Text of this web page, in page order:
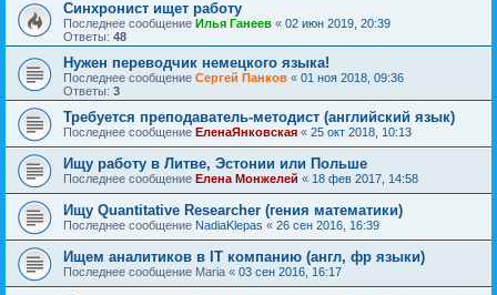
Синхронист ищет работу
Последнее сообщение Илья Ганеев « 02 июн 2019, 20:39
Ответы: 48
Нужен переводчик немецкого языка!
Последнее сообщение Сергей Панков « 01 ноя 2018, 09:36
Ответы: 3
Требуется преподаватель-методист (английский язык)
Последнее сообщение ЕленаЯнковская « 25 окт 2018, 10:13
Ищу работу в Литве, Эстонии или Польше
Последнее сообщение Елена Монжелей « 18 фев 2017, 14:58
Ищу Quantitative Researcher (гения математики)
Последнее сообщение NadiaKlepas « 26 сен 2016, 16:39
Ищем аналитиков в IT компанию (англ, фр языки)
Последнее сообщение Maria « 03 сен 2016, 16:17